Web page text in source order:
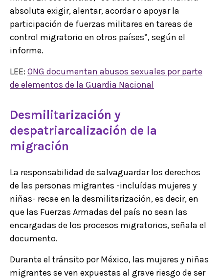
absoluta exigir, alentar, acordar o apoyar la
participación de fuerzas militares en tareas de
control migratorio en otros países”, según el
informe.
LEE: ONG documentan abusos sexuales por parte
de elementos de la Guardia Nacional
Desmilitarización y
despatriarcalización de la
migración
La responsabilidad de salvaguardar los derechos
de las personas migrantes -incluídas mujeres y
niñas- recae en la desmilitarización, es decir, en
que las Fuerzas Armadas del país no sean las
encargadas de los procesos migratorios, señala el
documento.
Durante el tránsito por México, las mujeres y niñas
migrantes se ven expuestas al grave riesgo de ser